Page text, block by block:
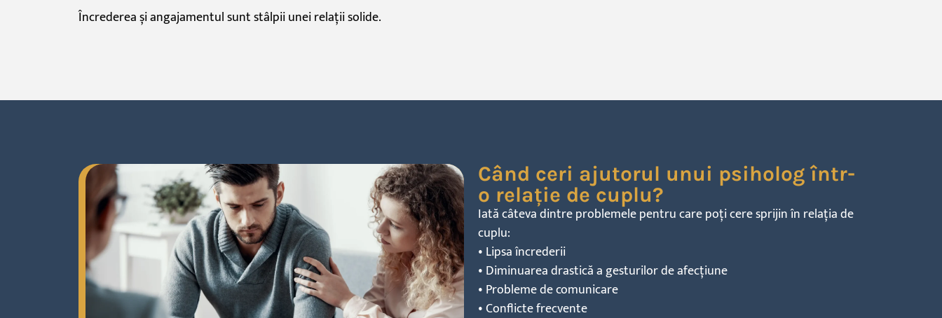
Încredereașiangajamentulsuntstâlpiiuneirelațiisolide.
Când ceri ajutorul unui psiholog într-
o relație de cuplu?
Iatăcâtevadintre problemele pentru carepoțicere sprijinîn relațiade
cuplu:
• Lipsaîncrederii
• Diminuareadrasticăa gesturilor deafecțiune
• Probleme de comunicare
• Conflictefrecvente